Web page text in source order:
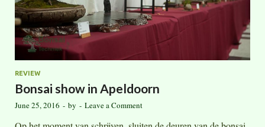
REVIEW
Bonsai show in Apeldoorn
June 25, 2016 - by - Leave a Comment